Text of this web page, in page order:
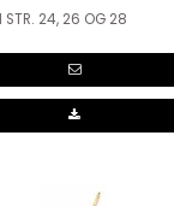
STR. 24, 26 OG 28